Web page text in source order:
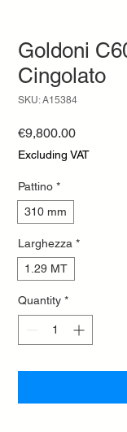
Goldoni
Cingolato
SKU: A15384
€9,800.00Price
Excluding VAT
Pattino *
310 mm
Larghezza *
1.29 MT
Quantity *